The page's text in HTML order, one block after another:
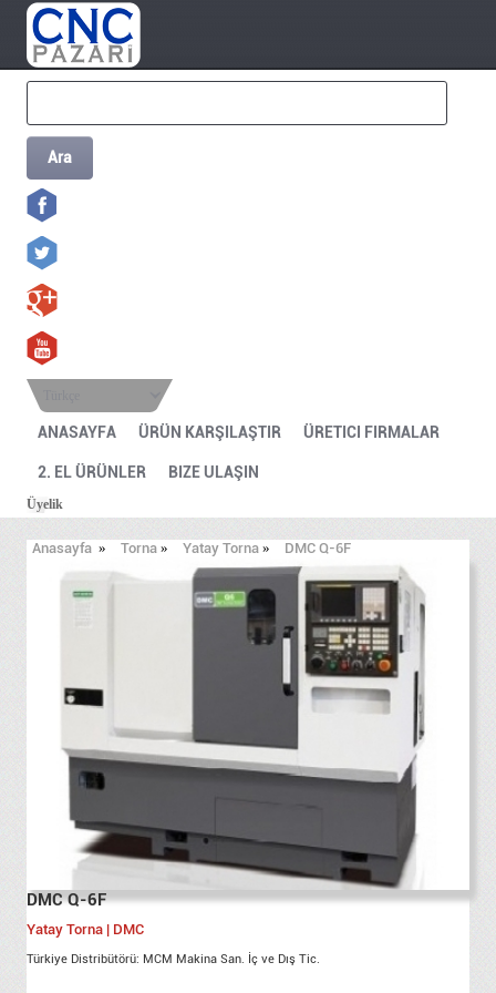
Ara
ANASAYFA ÜRÜN KARŞILAŞTIR ÜRETICI FIRMALAR
2. EL ÜRÜNLER BIZE ULAŞIN
Üyelik
Anasayfa » Torna » Yatay Torna » DMC Q-6F
DMC Q-6F
Yatay Torna | DMC
Türkiye Distribütörü: MCM Makina San. İç ve Dış Tic.